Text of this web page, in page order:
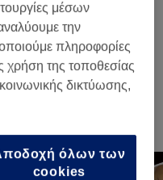
€ 3
μέσων
την
πληροφορίες
χρήση της τοποθεσίας
δικτύωσης,
όλων των
cookies